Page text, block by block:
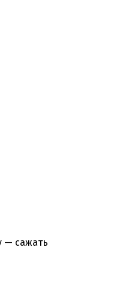
— сажать